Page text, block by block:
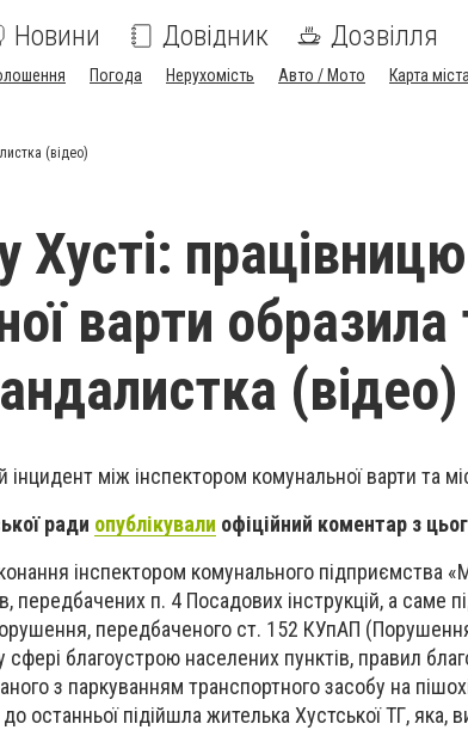
Новини Довідник Дозвілля
Погода Нерухомість Авто / Мото Карта міста
(відео)
Хусті: працівницю
варти образила
(відео)
інцидент між інспектором комунальної варти та
ради опублікували офіційний коментар з
інспектором комунального підприємства
передбачених п. 4 Посадових інструкцій, а саме
передбаченого ст. 152 КУпАП
сфері благоустрою населених пунктів, правил
з паркуванням транспортного засобу на
останньої підійшла жителька Хустської ТГ, яка,